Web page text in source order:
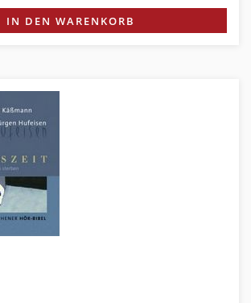
IN DEN WARENKORB